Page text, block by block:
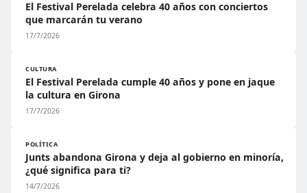
El Festival Perelada celebra 40 años con conciertos
que marcarán tu verano
17/7/2026
CULTURA
El Festival Perelada cumple 40 años y pone en jaque
la cultura en Girona
17/7/2026
POLÍTICA
Junts abandona Girona y deja al gobierno en minoría,
¿qué significa para ti?
14/7/2026